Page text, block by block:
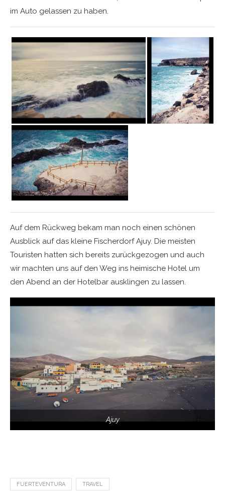
im Auto gelassen zu haben.
Auf dem Rückweg bekam man noch einen schönen
Ausblick auf das kleine Fischerdorf Ajuy. Die meisten
Touristen hatten sich bereits zurückgezogen und auch
wir machten uns auf den Weg ins heimische Hotel um
den Abend an der Hotelbar ausklingen zu lassen.
Ajuy
FUERTEVENTURA TRAVEL